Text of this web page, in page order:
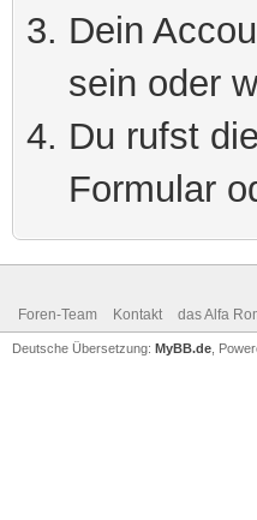
Dein
sein oder
Du rufst
Formular
Foren-Team Kontakt das Alfa
Deutsche Übersetzung: MyBB.de ,